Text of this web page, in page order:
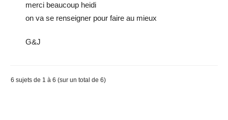
merci beaucoup heidi
on va se renseigner pour faire au mieux
G&J
6 sujets de 1 à 6 (sur un total de 6)